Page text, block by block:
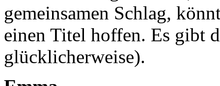
gemeinsamen Schlag,
einen Titel hoffen. Es gibt
glücklicherweise).